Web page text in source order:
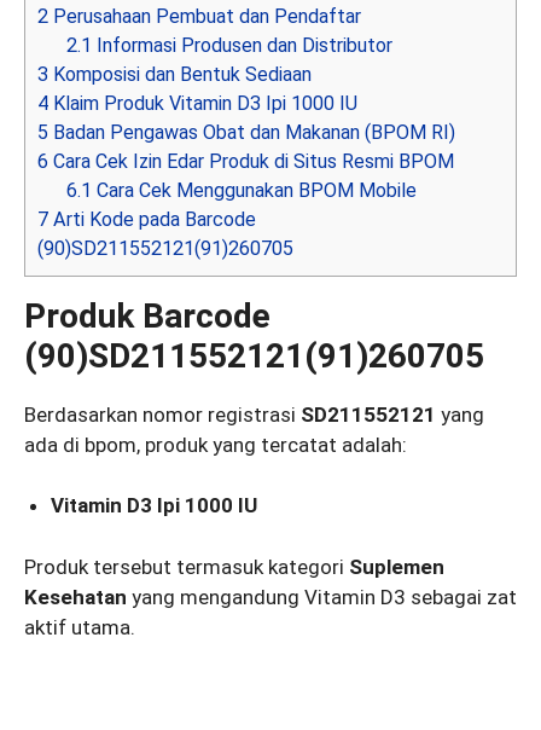
2 Perusahaan Pembuat dan Pendaftar
2.1 Informasi Produsen dan Distributor
3 Komposisi dan Bentuk Sediaan
4 Klaim Produk Vitamin D3 Ipi 1000 IU
5 Badan Pengawas Obat dan Makanan (BPOM RI)
6 Cara Cek Izin Edar Produk di Situs Resmi BPOM
6.1 Cara Cek Menggunakan BPOM Mobile
7 Arti Kode pada Barcode
(90)SD211552121(91)260705
Produk Barcode
(90)SD211552121(91)260705
Berdasarkan nomor registrasi SD211552121 yang
ada di bpom, produk yang tercatat adalah:
Vitamin D3 Ipi 1000 IU
Produk tersebut termasuk kategori Suplemen
Kesehatan yang mengandung Vitamin D3 sebagai zat
aktif utama.